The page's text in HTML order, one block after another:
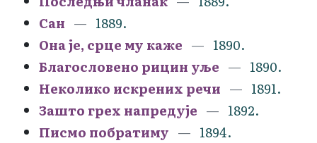
Сан
1889.
Она је, срце му каже
1890.
Благословено рицин уље
1890.
Неколико искрених речи
1891.
Зашто грех напредује
1892.
Писмо побратиму
1894.